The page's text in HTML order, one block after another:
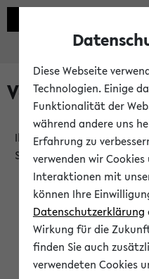
Verlauf
Ihr Verlauf ist leer. Er wird
Sitzung füllen.
Diese Webseite
Technologien. Einige
Funktionalität der
während andere uns
Erfahrung zu
verwenden wir
Interaktionen mit
können Ihre
Datenschutzerklärung
Wirkung für die
finden Sie auch
verwendeten Cookies